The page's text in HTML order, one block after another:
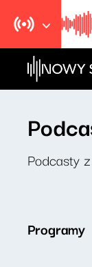
Podcasty
Programy